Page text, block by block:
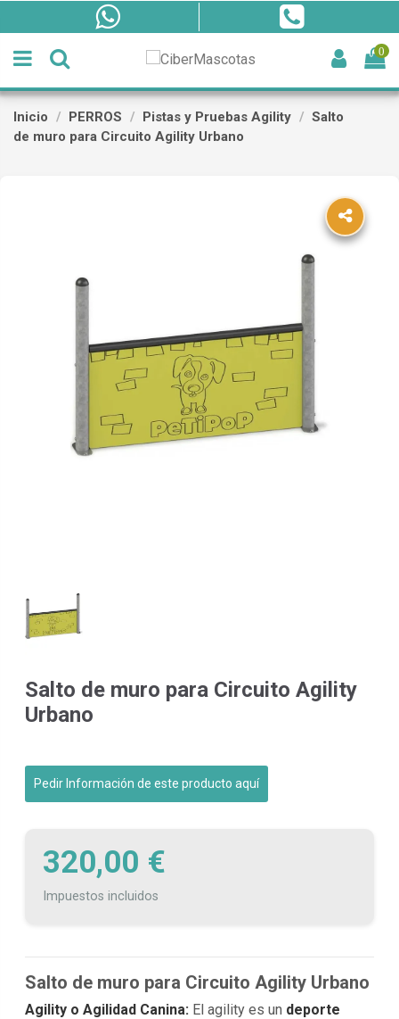
0
Inicio PERROS Pistas y Pruebas Agility
Salto
de muro para Circuito Agility Urbano
Salto de muro para Circuito Agility
Urbano
Pedir Información de este producto aquí
320,00 €
Impuestos incluidos
Salto de muro para Circuito Agility Urbano
Agility o Agilidad Canina: El agility es un deporte